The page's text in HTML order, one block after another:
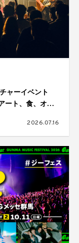
ャーイベント
ート、食、オー
2026.07.16